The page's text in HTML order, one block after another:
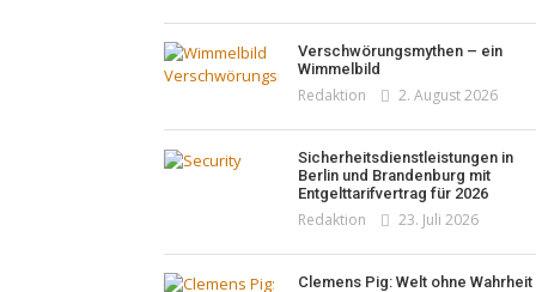
Verschwörungsmythen – ein
Wimmelbild
Redaktion 2. August 2026
Sicherheitsdienstleistungen in
Berlin und Brandenburg mit
Entgelttarifvertrag für 2026
Redaktion 23. Juli 2026
Clemens Pig: Welt ohne Wahrheit